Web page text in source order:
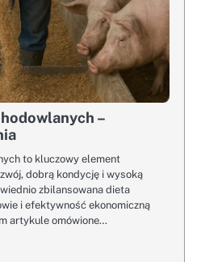
–
to kluczowy element
dobrą kondycję i wysoką
zbilansowana dieta
i efektywność ekonomiczną
artykule omówione…